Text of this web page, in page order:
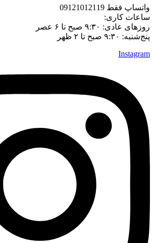
واتساپ فقط 09121012119
ساعات کاری:
روزهای عادی: ۹:۳۰ صبح تا ۶ عصر
پنج‌شنبه: ۹:۳۰ صبح تا ۲ ظهر
Instagram